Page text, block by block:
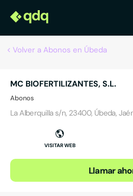
Volver a Abonos en Úbeda
MC BIOFERTILIZANTES, S.L.
Abonos
La Alberquilla s/n, 23400, Úbeda,
VISITAR WEB
Llamar